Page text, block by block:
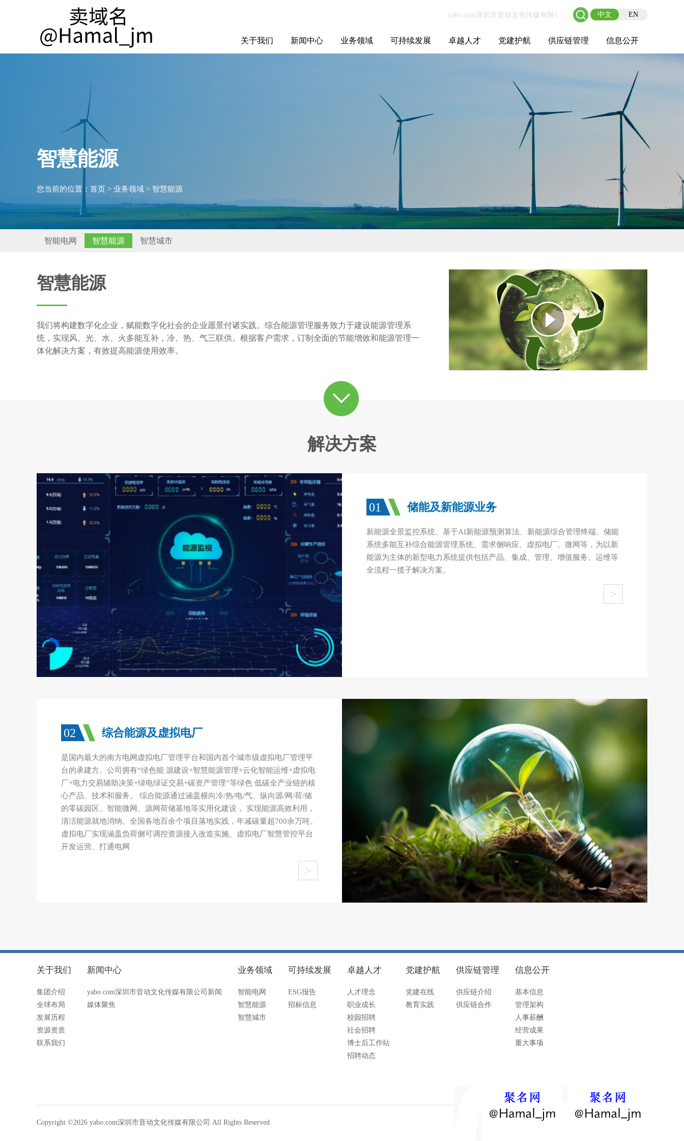
中文 EN
关于我们 新闻中心 业务领域 可持续发展 卓越人才 党建护航 供应链管理 信息公开
智慧能源
您当前的位置： 首页 > 业务领域 > 智慧能源
智能电网 智慧能源 智慧城市
智慧能源
我们将构建数字化企业，赋能数字化社会的企业愿景付诸实践。综合能源管理服务致力于建设能源管理系
统，实现风、光、水、火多能互补，冷、热、气三联供。根据客户需求，订制全面的节能增效和能源管理一
体化解决方案，有效提高能源使用效率。
解决方案
01 储能及新能源业务
新能源全景监控系统、基于AI新能源预测算法、新能源综合管理终端、储能
系统多能互补综合能源管理系统、需求侧响应、虚拟电厂、微网等，为以新
能源为主体的新型电力系统提供包括产品、集成、管理、增值服务、运维等
全流程一揽子解决方案。
>
02 综合能源及虚拟电厂
是国内最大的南方电网虚拟电厂管理平台和国内首个城市级虚拟电厂管理平
台的承建方。公司拥有“绿色能 源建设+智慧能源管理+云化智能运维+虚拟电
厂+电力交易辅助决策+绿电绿证交易+碳资产管理”等绿色 低碳全产业链的核
心产品、技术和服务。 综合能源通过涵盖横向冷/热/电/气、纵向源/网/荷/储
的零碳园区、智能微网、源网荷储基地等实用化建设， 实现能源高效利用，
清洁能源就地消纳。全国各地百余个项目落地实践，年减碳量超700余万吨。
虚拟电厂实现涵盖负荷侧可调控资源接入改造实施、虚拟电厂智慧管控平台
开发运营、打通电网
>
关于我们
集团介绍
全球布局
发展历程
资源资质
联系我们
新闻中心
yabo.com深圳市音动文化传媒有限公司新闻
媒体聚焦
业务领域
智能电网
智慧能源
智慧城市
可持续发展
ESG报告
招标信息
卓越人才
人才理念
职业成长
校园招聘
社会招聘
博士后工作站
招聘动态
党建护航
党建在线
教育实践
供应链管理
供应链介绍
供应链合作
信息公开
基本信息
管理架构
人事薪酬
经营成果
重大事项
Copyright ©2026 yabo.com深圳市音动文化传媒有限公司 All Rights Reserved